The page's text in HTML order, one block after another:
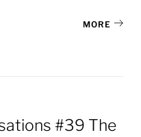
MORE
#39 The